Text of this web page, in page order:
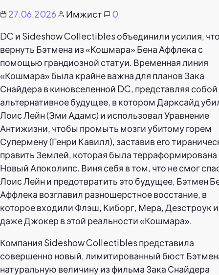
27.06.2026 Имжист
0
DC и Sideshow Collectibles объединили усилия,
вернуть Бэтмена из «Кошмара» Бена Аффлека с
помощью грандиозной статуи. Временная линия
«Кошмара» была крайне важна для планов Зака
Снайдера в киновселенной DC, представляя собой
альтернативное будущее, в котором Дарксайд
Лоис Лейн (Эми Адамс) и использовал Уравнение
Антижизни, чтобы промыть мозги убитому горем
Супермену (Генри Кавилл), заставив его
править Землей, которая была терраформирована
Новый Апоколипс. Виня себя в том, что не смог
Лоис Лейн и предотвратить это будущее, Бэтмен
Аффлека возглавил разношерстное восстание, в
которое входили Флэш, Киборг, Мера, Дезстроук и
даже Джокер в этой реальности «Кошмара».
Компания Sideshow Collectibles представила
совершенно новый, лимитированный бюст
натуральную величину из фильма Зака Снайдера